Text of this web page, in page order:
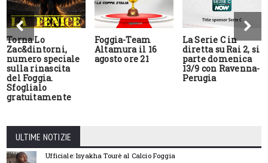
Torna Lo
Zac&dintorni,
numero speciale
sulla rinascita
del Foggia.
Sfoglialo
gratuitamente
Foggia-Team
Altamura il 16
agosto ore 21
La Serie C in
diretta su Rai 2, si
parte domenica
13/9 con Ravenna-
Perugia
ULTIME NOTIZIE
Ufficiale: Isyakha Tourè al Calcio Foggia